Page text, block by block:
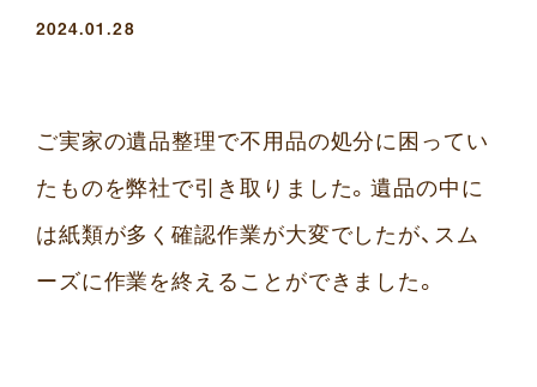
2024.01.28
ご実家の遺品整理で不用品の処分に困ってい
たものを弊社で引き取りました。遺品の中に
は紙類が多く確認作業が大変でしたが、スム
ーズに作業を終えることができました。